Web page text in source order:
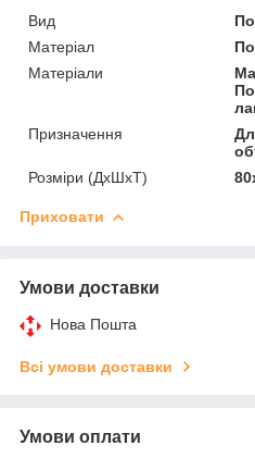
Вид
Матеріал
Матеріали
Призначення
Розміри (ДхШхТ)
Приховати
Умови доставки
Нова Пошта
Всі умови доставки
Умови оплати